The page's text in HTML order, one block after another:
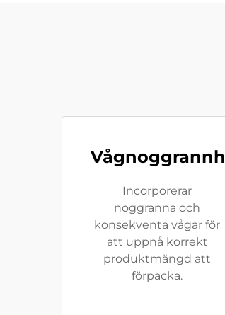
Incorporerar
noggranna och
konsekventa vågar för
att uppnå korrekt
produktmängd att
förpacka.